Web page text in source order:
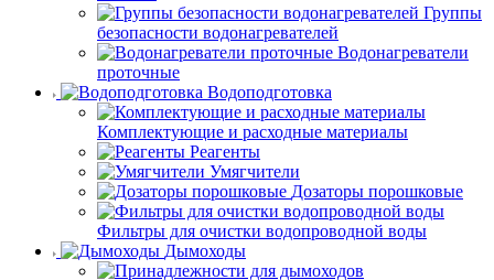
Группы
безопасности водонагревателей
Водонагреватели
проточные
Водоподготовка
Комплектующие и расходные материалы
Реагенты
Умягчители
Дозаторы порошковые
Фильтры для очистки водопроводной воды
Дымоходы